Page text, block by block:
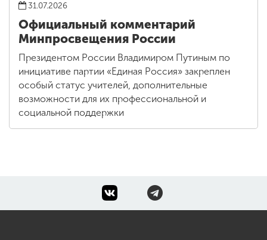
31.07.2026
Официальный комментарий
Минпросвещения России
Президентом России Владимиром Путиным по
инициативе партии «Единая Россия» закреплен
особый статус учителей, дополнительные
возможности для их профессиональной и
социальной поддержки